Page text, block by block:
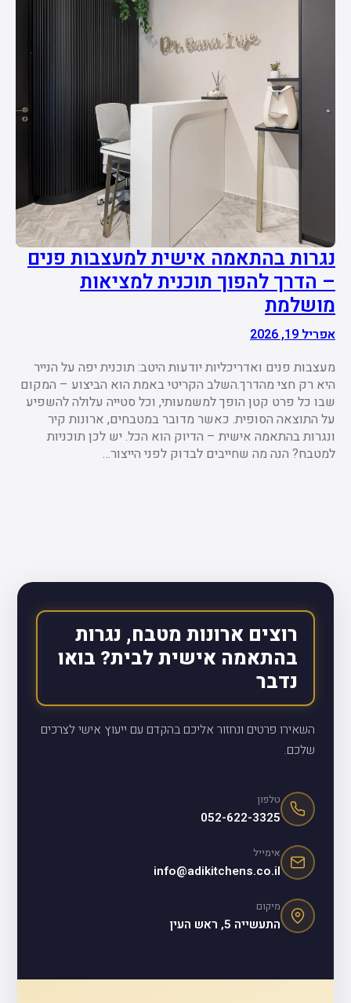
נגרות בהתאמה אישית למעצבות פנים
– הדרך להפוך תוכנית למציאות
מושלמת
אפריל 19, 2026
מעצבות פנים ואדריכליות יודעות היטב: תוכנית יפה על הנייר
היא רק חצי מהדרך.השלב הקריטי באמת הוא הביצוע – המקום
שבו כל פרט קטן הופך למשמעותי, וכל סטייה עלולה להשפיע
על התוצאה הסופית. כאשר מדובר במטבחים, ארונות קיר
ונגרות בהתאמה אישית – הדיוק הוא הכל. יש לכן תוכניות
למטבח? הנה מה שחייבים לבדוק לפני הייצור…
רוצים ארונות מטבח, נגרות
בהתאמה אישית לבית? בואו
נדבר
השאירו פרטים ונחזור אליכם בהקדם עם ייעוץ אישי לצרכים
שלכם.
טלפון
052-622-3325
אימייל
info@adikitchens.co.il
מיקום
התעשייה 5, ראש העין